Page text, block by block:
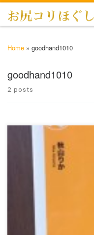
Home » goodhand1010
goodhand1010
2 posts
9月10日発売新刊のご案内